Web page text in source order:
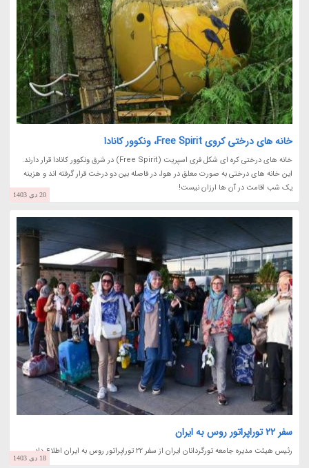
خانه های درختی کروی Free Spirit، ونکوور کانادا
خانه های درختی کره ای شکل فری اسپریت (Free Spirit) در شرق ونکوور کانادا قرار دارند.
این خانه های درختی به صورت معلق در هوا، در فاصله بین دو درخت قرار گرفته اند و هزینه
یک شب اقامت در آن ها ارزان نیست!
20 دی 1403
سفر 22 توراپراتور روس به ایران
رئیس هیئت مدیره جامعه تورگردانان ایران از سفر 22 توراپراتور روس به ایران اطلاع داد.
18 دی 1403